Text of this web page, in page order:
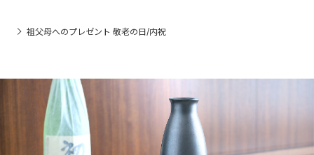
祖父母へのプレゼント 敬老の日/内祝